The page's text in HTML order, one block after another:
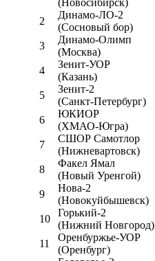
(Новосибирск)
2
Динамо-ЛО-2
(Сосновый бор)
3
Динамо-Олимп
(Москва)
4
Зенит-УОР
(Казань)
5
Зенит-2
(Санкт-Петербург)
6
ЮКИОР
(ХМАО-Югра)
7
СШОР Самотлор
(Нижневартовск)
8
Факел Ямал
(Новый Уренгой)
9
Нова-2
(Новокуйбышевск)
10
Горький-2
(Нижний Новгород)
11
Оренбуржье-УОР
(Оренбург)